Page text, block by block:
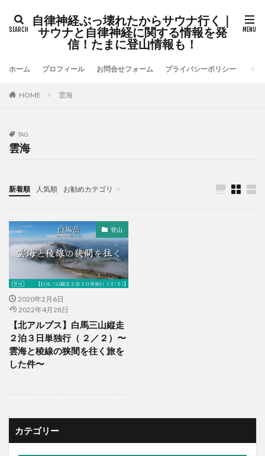
自律神経ぶっ壊れたからサウナ行く｜
サウナと自律神経に関する情報を発
信！たまに登山情報も！
ホーム プロフィール お問合せフォーム プライバシーポリシー
HOME 雲海
TAG
雲海
新着順 人気順 お勧めカテゴリ
未分類
登山
2020年2月6日
2022年4月28日
【北アルプス】白馬三山縦走
２泊３日単独行（ ２／２）〜
雲海と稜線の狭間を往く旅を
した件〜
カテゴリー